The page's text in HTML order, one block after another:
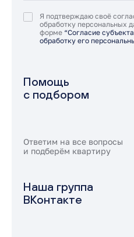
Я подтверждаю своё
обработку персональных
форме “Согласие
обработку его
Помощь
с подбором
Ответим на все вопросы
и подберём квартиру
Наша группа
ВКонтакте